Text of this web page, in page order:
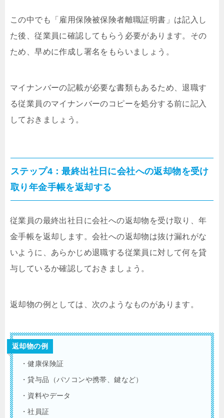
この中でも「雇用保険被保険者離職証明書」は記入し
た後、従業員に確認してもらう必要があります。その
ため、早めに作成し署名をもらいましょう。
マイナンバーの記載が必要な書類もあるため、退職す
る従業員のマイナンバーのコピーを処分する前に記入
しておきましょう。
ステップ4：最終出社日に会社への返却物を受け
取り年金手帳を返却する
従業員の最終出社日に会社への返却物を受け取り、年
金手帳を返却します。会社への返却物は抜け漏れがな
いように、あらかじめ退職する従業員に対して何を貸
与しているか確認しておきましょう。
返却物の例としては、次のようなものがあります。
返却物の例
・健康保険証
・貸与品（パソコンや携帯、鍵など）
・資料やデータ
・社員証